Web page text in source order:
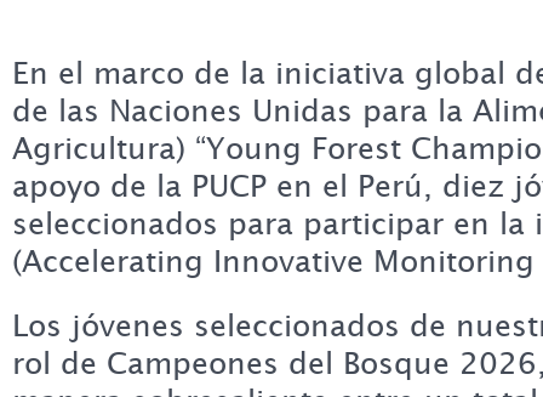
En el marco de la iniciativa global
de las Naciones Unidas para la
Agricultura) “Young Forest
apoyo de la PUCP en el Perú, diez
seleccionados para participar en la
(Accelerating Innovative Monitoring
Los jóvenes seleccionados de
rol de Campeones del Bosque